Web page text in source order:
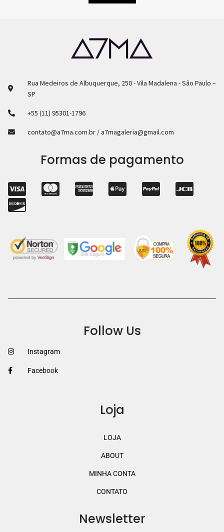
Rua Medeiros de Albuquerque, 250 - Vila Madalena - São Paulo –
SP
+55 (11) 95301-1796
contato@a7ma.com.br / a7magaleria@gmail.com
Formas de pagamento
Follow Us
Instagram
Facebook
Loja
LOJA
ABOUT
MINHA CONTA
CONTATO
Newsletter